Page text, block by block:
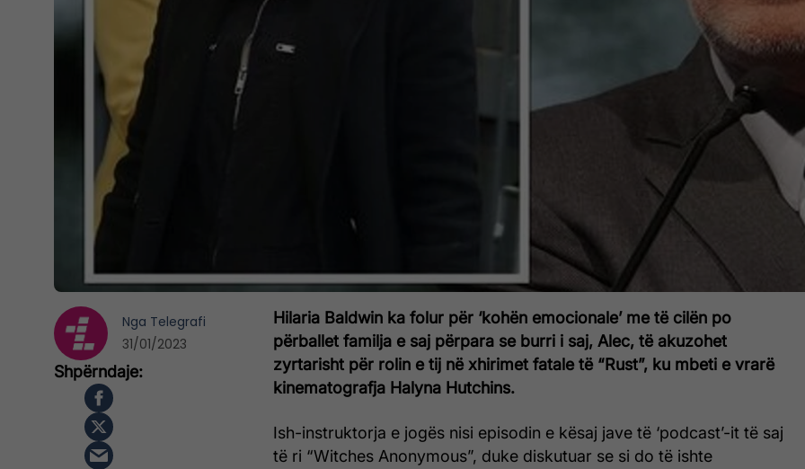
Hilaria Baldwin ka folur për ‘kohën emocionale’ me të cilën po
përballet familja e saj përpara se burri i saj, Alec, të akuzohet
zyrtarisht për rolin e tij në xhirimet fatale të “Rust”, ku mbeti e vrarë
kinematografja Halyna Hutchins.
Ish-instruktorja e jogës nisi episodin e kësaj jave të ‘podcast’-it të saj
të ri “Witches Anonymous”, duke diskutuar se si do të ishte
Nga Telegrafi
31/01/2023